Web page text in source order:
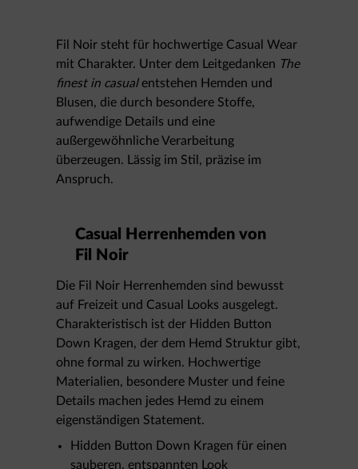
Fil Noir steht für hochwertige Casual Wear
mit Charakter. Unter dem Leitgedanken The
finest in casualentstehen Hemden und
Blusen, die durch besondere Stoffe,
aufwendige Details und eine
außergewöhnliche Verarbeitung
überzeugen. Lässig im Stil, präzise im
Anspruch.
Casual Herrenhemden von
Fil Noir
Die Fil Noir Herrenhemden sind bewusst
auf Freizeit und Casual Looks ausgelegt.
Charakteristisch ist der Hidden Button
Down Kragen, der dem Hemd Struktur gibt,
ohne formal zu wirken. Hochwertige
Materialien, besondere Muster und feine
Details machen jedes Hemd zu einem
eigenständigen Statement.
Hidden Button Down Kragen für einen
sauberen, entspannten Look